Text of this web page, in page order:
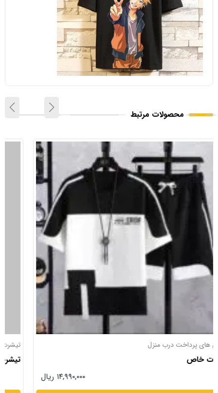
محصولات مرتبط
تیشرت
تیشرت آستین بلند لش
۱۳,۹۹۰,۰۰۰ ریال